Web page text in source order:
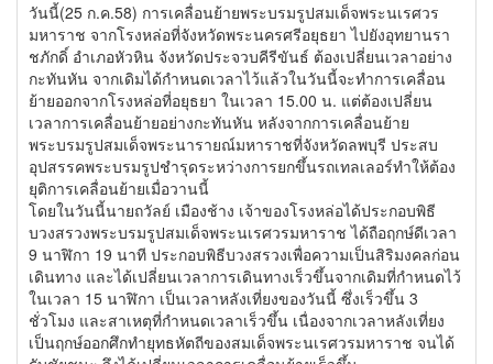
วันนี้(25 ก.ค.58) การเคลื่อนย้ายพระบรมรูปสมเด็จพระนเรศวร
มหาราช จากโรงหล่อที่จังหวัดพระนครศรีอยุธยา ไปยังอุทยานรา
ชภักดิ์ อำเภอหัวหิน จังหวัดประจวบคีรีขันธ์ ต้องเปลี่ยนเวลาอย่าง
กะทันหัน จากเดิมได้กำหนดเวลาไว้แล้วในวันนี้จะทำการเคลื่อน
ย้ายออกจากโรงหล่อที่อยุธยา ในเวลา 15.00 น. แต่ต้องเปลี่ยน
เวลาการเคลื่อนย้ายอย่างกะทันหัน หลังจากการเคลื่อนย้าย
พระบรมรูปสมเด็จพระนารายณ์มหาราชที่จังหวัดลพบุรี ประสบ
อุปสรรคพระบรมรูปชำรุดระหว่างการยกขึ้นรถเทลเลอร์ทำให้ต้อง
ยุติการเคลื่อนย้ายเมื่อวานนี้
โดยในวันนี้นายถวัลย์ เมืองช้าง เจ้าของโรงหล่อได้ประกอบพิธี
บวงสรวงพระบรมรูปสมเด็จพระนเรศวรมหาราช ได้ถือฤกษ์ดีเวลา
9 นาฬิกา 19 นาที ประกอบพิธีบวงสรวงเพื่อความเป็นสิริมงคลก่อน
เดินทาง และได้เปลี่ยนเวลาการเดินทางเร็วขึ้นจากเดิมที่กำหนดไว้
ในเวลา 15 นาฬิกา เป็นเวลาหลังเที่ยงของวันนี้ ซึ่งเร็วขึ้น 3
ชั่วโมง และสาเหตุที่กำหนดเวลาเร็วขึ้น เนื่องจากเวลาหลังเที่ยง
เป็นฤกษ์ออกศึกทำยุทธหัตถีของสมเด็จพระนเรศวรมหาราช จนได้